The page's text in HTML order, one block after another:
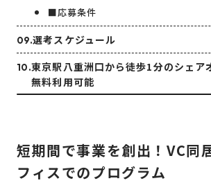
■応募条件
選考スケジュール
東京駅八重洲口から徒歩1分のシェア
無料利用可能
短期間で事業を創出！VC同
フィスでのプログラム